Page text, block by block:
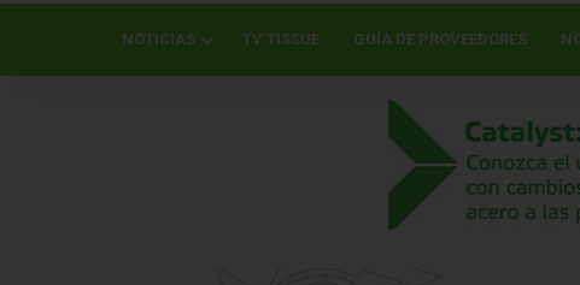
NOTICIAS TV TISSUE GUÍA DE PROVEEDORES